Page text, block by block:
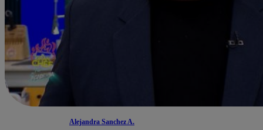
Alejandra Sanchez A.